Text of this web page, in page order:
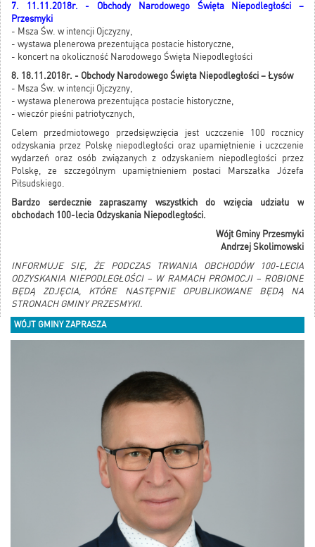
7. 11.11.2018r. - Obchody Narodowego Święta Niepodległości –
Przesmyki
- Msza Św. w intencji Ojczyzny,
- wystawa plenerowa prezentująca postacie historyczne,
- koncert na okoliczność Narodowego Święta Niepodległości
8. 18.11.2018r. - Obchody Narodowego Święta Niepodległości – Łysów
- Msza Św. w intencji Ojczyzny,
- wystawa plenerowa prezentująca postacie historyczne,
- wieczór pieśni patriotycznych,
Celem przedmiotowego przedsięwzięcia jest uczczenie 100 rocznicy
odzyskania przez Polskę niepodległości oraz upamiętnienie i uczczenie
wydarzeń oraz osób związanych z odzyskaniem niepodległości przez
Polskę, ze szczególnym upamiętnieniem postaci Marszałka Józefa
Piłsudskiego.
Bardzo serdecznie zapraszamy wszystkich do wzięcia udziału w
obchodach 100-lecia Odzyskania Niepodległości.
Wójt Gminy Przesmyki
Andrzej Skolimowski
INFORMUJE SIĘ, ŻE PODCZAS TRWANIA OBCHODÓW 100-LECIA
ODZYSKANIA NIEPODLEGŁOŚCI – W RAMACH PROMOCJI – ROBIONE
BĘDĄ ZDJĘCIA, KTÓRE NASTĘPNIE OPUBLIKOWANE BĘDĄ NA
STRONACH GMINY PRZESMYKI.
WÓJT GMINY ZAPRASZA